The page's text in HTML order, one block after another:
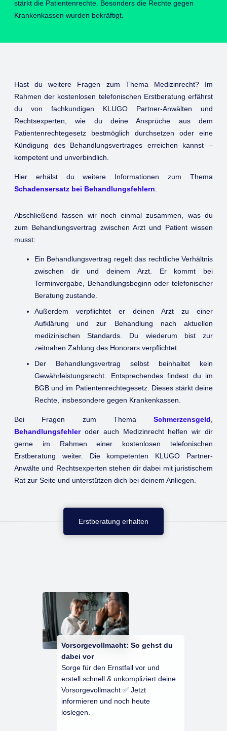
stärkt die Patientenrechte. Besonders die Rechte gegen
Krankenkassen wurden bekräftigt.
Hast du weitere Fragen zum Thema Medizinrecht? Im
Rahmen der kostenlosen telefonischen Erstberatung erfährst
du von fachkundigen KLUGO Partner-Anwälten und
Rechtsexperten, wie du deine Ansprüche aus dem
Patientenrechtegesetz bestmöglich durchsetzen oder eine
Kündigung des Behandlungsvertrages erreichen kannst –
kompetent und unverbindlich.
Hier erhälst du weitere Informationen zum Thema
Schadensersatz bei Behandlungsfehlern
Abschließend fassen wir noch einmal zusammen, was du
zum Behandlungsvertrag zwischen Arzt und Patient wissen
musst:
Ein Behandlungsvertrag regelt das rechtliche Verhältnis
zwischen dir und deinem Arzt. Er kommt bei
Terminvergabe, Behandlungsbeginn oder telefonischer
Beratung zustande.
Außerdem verpflichtet er deinen Arzt zu einer
Aufklärung und zur Behandlung nach aktuellen
medizinischen Standards. Du wiederum bist zur
zeitnahen Zahlung des Honorars verpflichtet.
Der Behandlungsvertrag selbst beinhaltet kein
Gewährleistungsrecht. Entsprechendes findest du im
BGB und im Patientenrechtegesetz. Dieses stärkt deine
Rechte, insbesondere gegen Krankenkassen.
Bei Fragen zum Thema Schmerzensgeld
Behandlungsfehleroder auch Medizinrecht helfen wir dir
gerne im Rahmen einer kostenlosen telefonischen
Erstberatung weiter. Die kompetenten KLUGO Partner-
Anwälte und Rechtsexperten stehen dir dabei mit juristischem
Rat zur Seite und unterstützen dich bei deinem Anliegen.
Erstberatung erhalten
Vorsorgevollmacht: So gehst du
dabei vor
Sorge für den Ernstfall vor und
erstell schnell & unkompliziert deine
Vorsorgevollmacht ✅ Jetzt
informieren und noch heute
loslegen.